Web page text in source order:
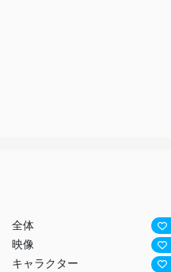
全体
映像
キャラクター